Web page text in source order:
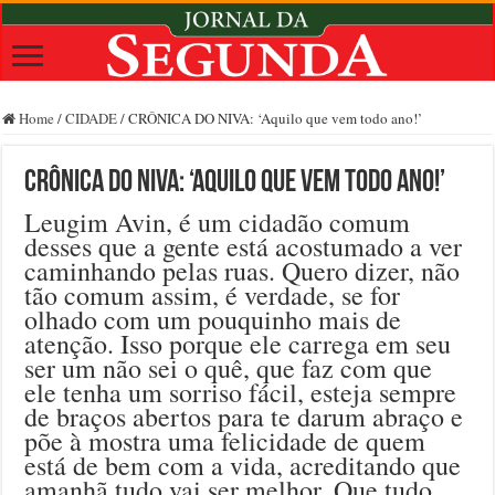
Home /CIDADE/CRÔNICA DO NIVA: ‘Aquilo que vem todo ano!’
CRÔNICA DO NIVA: ‘Aquilo que vem todo ano!’
Leugim Avin, é um cidadão comum
desses que a gente está acostumado a ver
caminhando pelas ruas. Quero dizer, não
tão comum assim, é verdade, se for
olhado com um pouquinho mais de
atenção. Isso porque ele carrega em seu
ser um não sei o quê, que faz com que
ele tenha um sorriso fácil, esteja sempre
de braços abertos para te darum abraço e
põe à mostra uma felicidade de quem
está de bem com a vida, acreditando que